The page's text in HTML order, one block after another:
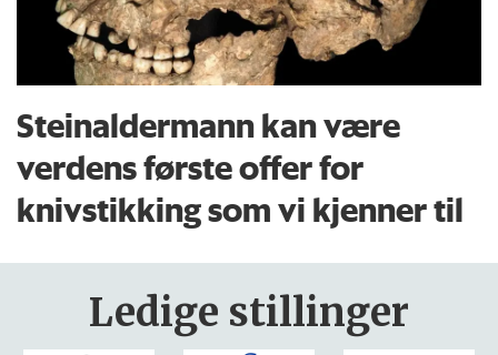
Steinaldermann kan være
verdens første offer for
knivstikking som vi kjenner til
Ledige stillinger